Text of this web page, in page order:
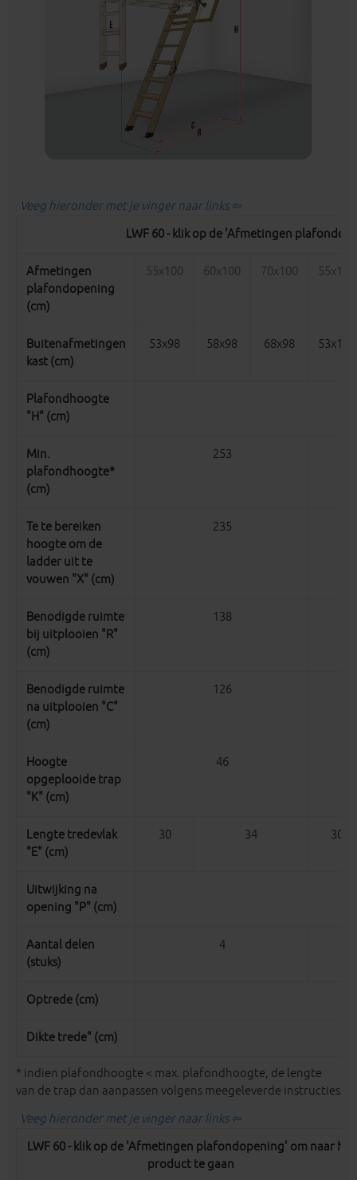
Veeg hieronder met je vinger naar links ⇦
LWF 60 - klik op de 'Afmetingen
Afmetingen
plafondopening
(cm)
55x100 60x100 70x100 55x120
Buitenafmetingen
kast (cm)
53x98 58x98 68x98 53x118
Plafondhoogte
"H" (cm)
Min.
plafondhoogte*
(cm)
253
Te te bereiken
hoogte om de
ladder uit te
vouwen "X" (cm)
235
Benodigde ruimte
bij uitplooien "R"
(cm)
138
Benodigde ruimte
na uitplooien "C"
(cm)
126
Hoogte
opgeplooide trap
"K" (cm)
46
Lengte tredevlak
"E" (cm)
30 34 30
Uitwijking na
opening "P" (cm)
Aantal delen
(stuks)
4
Optrede (cm)
Dikte trede" (cm)
* indien plafondhoogte < max. plafondhoogte, de lengte
van de trap dan aanpassen volgens meegeleverde instructies
Veeg hieronder met je vinger naar links ⇦
LWF 60 - klik op de 'Afmetingen plafondopening' om naar het
product te gaan